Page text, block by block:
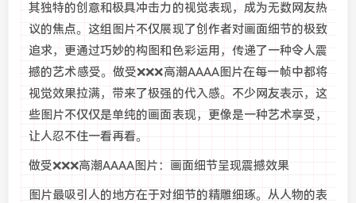
其独特的创意和极具冲击力的视觉表现，成为无数网友热
议的焦点。这组图片不仅展现了创作者对画面细节的极致
追求，更通过巧妙的构图和色彩运用，传递了一种令人震
撼的艺术感受。做受❌❌❌高潮AAAA图片在每一帧中都将
视觉效果拉满，带来了极强的代入感。不少网友表示，这
些图片不仅仅是单纯的画面表现，更像是一种艺术享受，
让人忍不住一看再看。
做受❌❌❌高潮AAAA图片：画面细节呈现震撼效果
图片最吸引人的地方在于对细节的精雕细琢。从人物的表